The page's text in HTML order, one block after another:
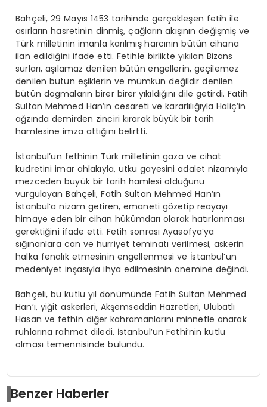
Bahçeli, 29 Mayıs 1453 tarihinde gerçekleşen fetih ile
asırların hasretinin dinmiş, çağların akışının değişmiş ve
Türk milletinin imanla karılmış harcının bütün cihana
ilan edildiğini ifade etti. Fetihle birlikte yıkılan Bizans
surları, aşılamaz denilen bütün engellerin, geçilemez
denilen bütün eşiklerin ve mümkün değildir denilen
bütün dogmaların birer birer yıkıldığını dile getirdi. Fatih
Sultan Mehmed Han’ın cesareti ve kararlılığıyla Haliç’in
ağzında demirden zinciri kırarak büyük bir tarih
hamlesine imza attığını belirtti.
İstanbul’un fethinin Türk milletinin gaza ve cihat
kudretini imar ahlakıyla, utku gayesini adalet nizamıyla
mezceden büyük bir tarih hamlesi olduğunu
vurgulayan Bahçeli, Fatih Sultan Mehmed Han’ın
İstanbul’a nizam getiren, emaneti gözetip reayayı
himaye eden bir cihan hükümdarı olarak hatırlanması
gerektiğini ifade etti. Fetih sonrası Ayasofya’ya
sığınanlara can ve hürriyet teminatı verilmesi, askerin
halka fenalık etmesinin engellenmesi ve İstanbul’un
medeniyet inşasıyla ihya edilmesinin önemine değindi.
Bahçeli, bu kutlu yıl dönümünde Fatih Sultan Mehmed
Han’ı, yiğit askerleri, Akşemseddin Hazretleri, Ulubatlı
Hasan ve fethin diğer kahramanlarını minnetle anarak
ruhlarına rahmet diledi. İstanbul’un Fethi’nin kutlu
olması temennisinde bulundu.
Benzer Haberler